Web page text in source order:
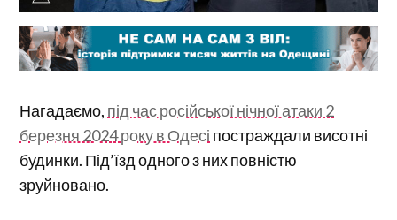
Нагадаємо, під час російської нічної атаки 2
березня 2024 року в Одесі постраждали висотні
будинки. Під’їзд одного з них повністю
зруйновано.